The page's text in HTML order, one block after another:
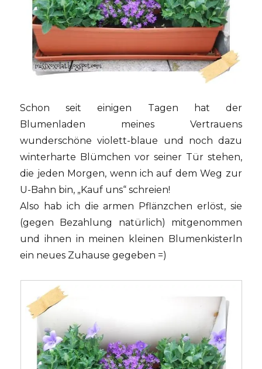
Schon seit einigen Tagen hat der
Blumenladen meines Vertrauens
wunderschöne violett-blaue und noch dazu
winterharte Blümchen vor seiner Tür stehen,
die jeden Morgen, wenn ich auf dem Weg zur
U-Bahn bin, „Kauf uns“ schreien!
Also hab ich die armen Pflänzchen erlöst, sie
(gegen Bezahlung natürlich) mitgenommen
und ihnen in meinen kleinen Blumenkisterln
ein neues Zuhause gegeben =)